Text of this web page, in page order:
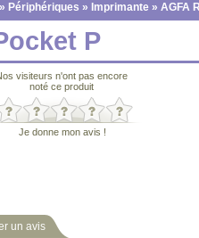
» Périphériques » Imprimante » AGFA
P
visiteurs n'ont pas encore
noté ce produit
Je donne mon avis !
un avis